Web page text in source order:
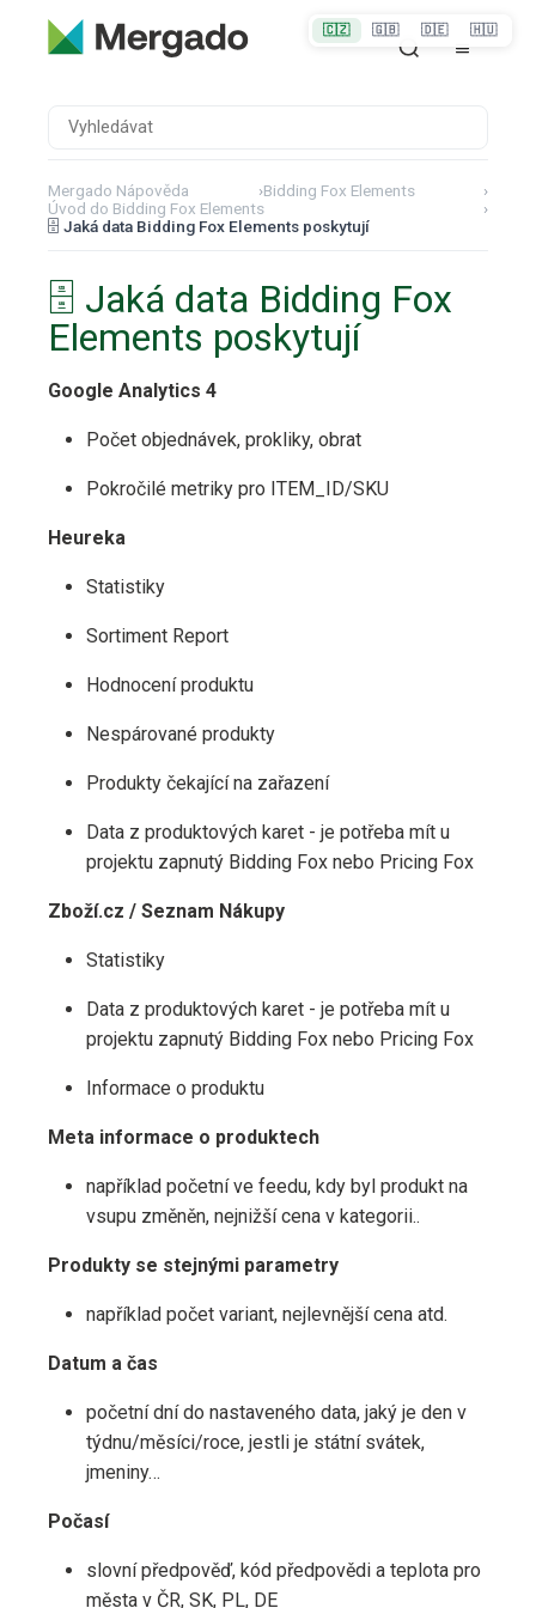
Mergado Nápověda ›Bidding Fox Elements
›
Úvod do Bidding Fox Elements
›
🗄️ Jaká data Bidding Fox Elements poskytují
🗄️ Jaká data Bidding Fox
Elements poskytují
Google Analytics 4
Počet objednávek, prokliky, obrat
Pokročilé metriky pro ITEM_ID/SKU
Heureka
Statistiky
Sortiment Report
Hodnocení produktu
Nespárované produkty
Produkty čekající na zařazení
Data z produktových karet - je potřeba mít u
projektu zapnutý Bidding Fox nebo Pricing Fox
Zboží.cz / Seznam Nákupy
Statistiky
Data z produktových karet - je potřeba mít u
projektu zapnutý Bidding Fox nebo Pricing Fox
Informace o produktu
Meta informace o produktech
například početní ve feedu, kdy byl produkt na
vsupu změněn, nejnižší cena v kategorii..
Produkty se stejnými parametry
například počet variant, nejlevnější cena atd.
Datum a čas
početní dní do nastaveného data, jaký je den v
týdnu/měsíci/roce, jestli je státní svátek,
jmeniny…
Počasí
slovní předpověď, kód předpovědi a teplota pro
města v ČR, SK, PL, DE
🇨🇿 🇬🇧 🇩🇪 🇭🇺